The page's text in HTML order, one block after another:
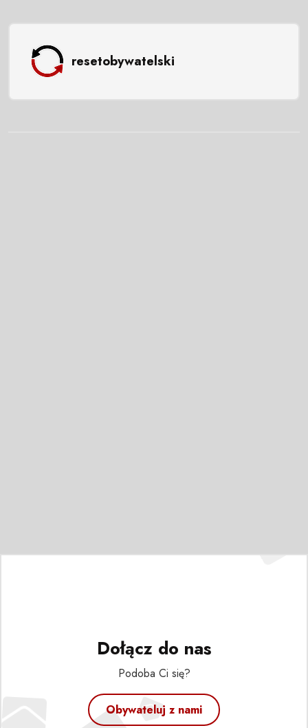
resetobywatelski
Dołącz do nas
Podoba Ci się?
Obywateluj z nami